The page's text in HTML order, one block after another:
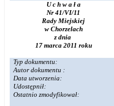
U c h w a ł a
Nr 41/VI/11
Rady Miejskiej
w Chorzelach
z dnia
17 marca 2011 roku
Typ dokumentu:
Autor dokumentu :
Data utworzenia:
Udostępnił:
Ostatnio zmodyfikował: